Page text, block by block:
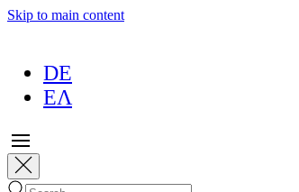
Skip to main content
DE
ΕΛ